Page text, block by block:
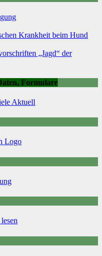
Krankheit beim Hund
„Jagd“ der
Formulare